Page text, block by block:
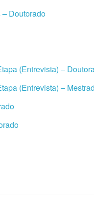
Doutorado
(Entrevista) –
(Entrevista) –